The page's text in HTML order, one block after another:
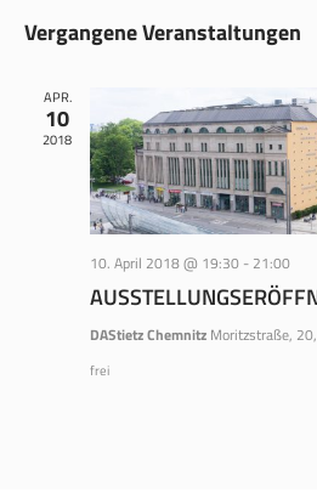
wählen.
Vergangene Veranstaltungen
APR.
10
2018
10. April 2018 @ 19:30 - 21:00
DAStietz Chemnitz Moritzstraße,
frei